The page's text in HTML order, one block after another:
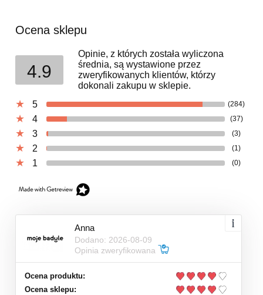
Ocena sklepu
4.9
Opinie, z których została wyliczona
średnia, są wystawione przez
zweryfikowanych klientów, którzy
dokonali zakupu w sklepie.
5
(284)
4 (37)
3 (3)
2 (1)
1 (0)
Anna
Dodano: 2026-08-09
Opinia zweryfikowana
Ocena produktu:
Ocena sklepu: